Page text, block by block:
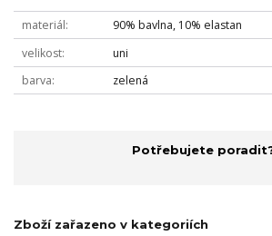
materiál
90% bavlna, 10% elastan
velikost
uni
barva
zelená
Potřebujete
Zboží zařazeno v kategoriích